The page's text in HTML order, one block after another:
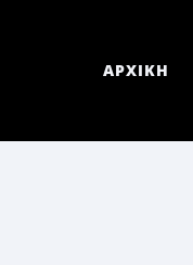
ΑΡΧΙΚΗ